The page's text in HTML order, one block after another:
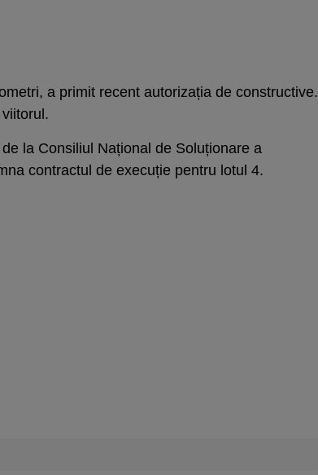
a primit recent autorizația de constructive.
la Consiliul Național de Soluționare a
contractul de execuție pentru lotul 4.